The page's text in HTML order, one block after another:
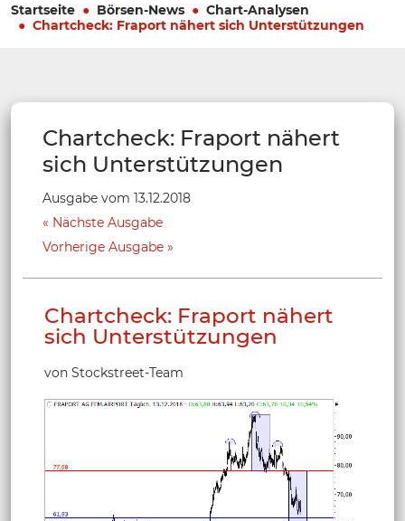
Startseite Börsen-News
Chart-Analysen
Chartcheck: Fraport nähert sich Unterstützungen
Chartcheck: Fraport nähert
sich Unterstützungen
Ausgabe vom 13.12.2018
Nächste Ausgabe
Vorherige Ausgabe
Chartcheck: Fraport nähert
sich Unterstützungen
von Stockstreet-Team